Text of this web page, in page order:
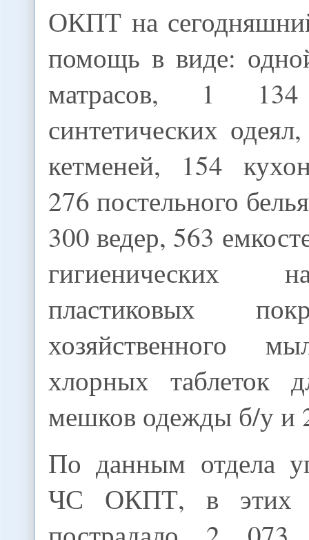
ОКПТ на
помощь в виде:
матрасов, 1
синтетических
кетменей, 154
276 постельного
300 ведер, 563
гигиенических
пластиковых
хозяйственного
хлорных таблеток
мешков одежды б/у и
По данным отдела
ЧС ОКПТ, в этих